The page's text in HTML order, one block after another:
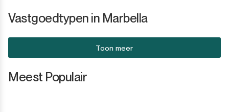
Vastgoedtypen in Marbella
Toon meer
Meest Populair